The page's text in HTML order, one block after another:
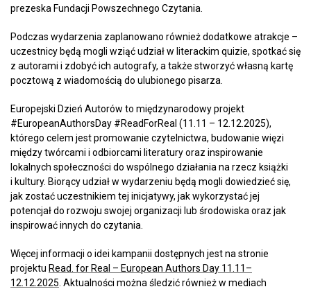
prezeska Fundacji Powszechnego Czytania.
Podczas wydarzenia zaplanowano również dodatkowe atrakcje –
uczestnicy będą mogli wziąć udział w literackim quizie, spotkać się
z autorami i zdobyć ich autografy, a także stworzyć własną kartę
pocztową z wiadomością do ulubionego pisarza.
Europejski Dzień Autorów to międzynarodowy projekt
#EuropeanAuthorsDay #ReadForReal (11.11 – 12.12.2025),
którego celem jest promowanie czytelnictwa, budowanie więzi
między twórcami i odbiorcami literatury oraz inspirowanie
lokalnych społeczności do wspólnego działania na rzecz książki
i kultury. Biorący udział w wydarzeniu będą mogli dowiedzieć się,
jak zostać uczestnikiem tej inicjatywy, jak wykorzystać jej
potencjał do rozwoju swojej organizacji lub środowiska oraz jak
inspirować innych do czytania.
Więcej informacji o idei kampanii dostępnych jest na stronie
projektu Read. for Real – European Authors Day 11.11–
12.12.2025 . Aktualności można śledzić również w mediach